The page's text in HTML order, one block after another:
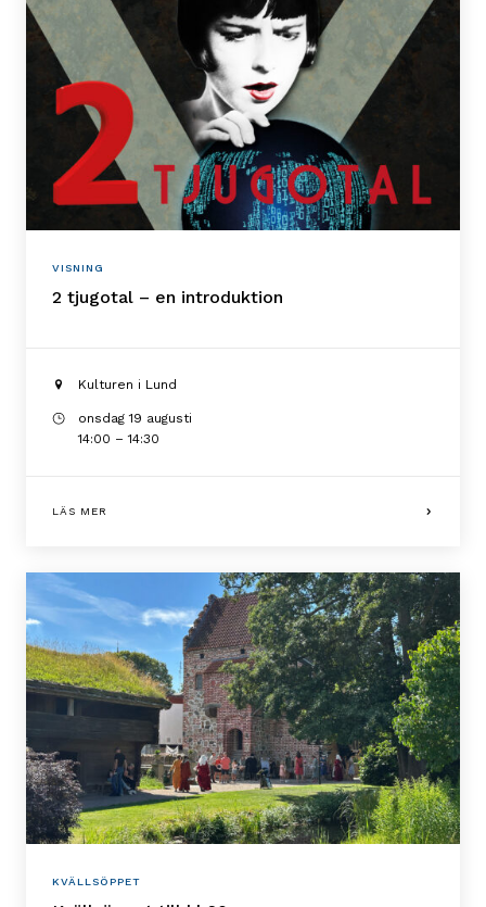
VISNING
2 tjugotal – en introduktion
Kulturen i Lund
onsdag 19 augusti
14:00 – 14:30
LÄS MER
KVÄLLSÖPPET